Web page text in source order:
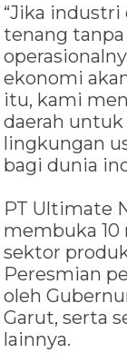
“Jika
tenang
ekonomi
itu, kami
daerah
lingkungan
bagi dunia
PT Ultimate
membuka 10
sektor
Peresmian
oleh
Garut, serta
lainnya.